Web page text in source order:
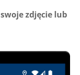
swoje zdjęcie lub